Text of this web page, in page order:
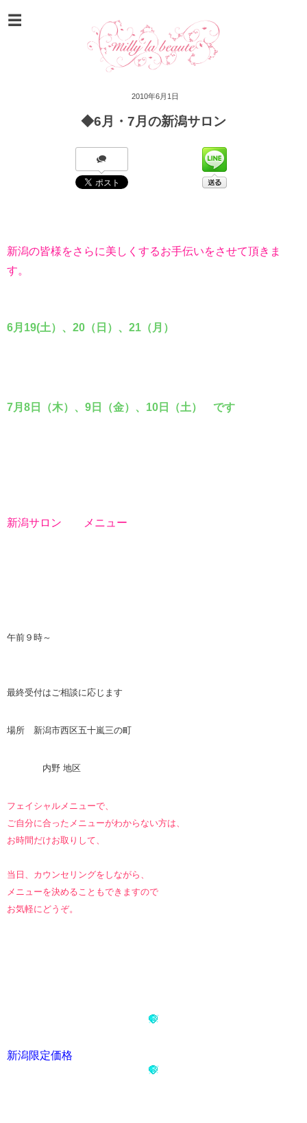
2010年6月1日
◆6月・7月の新潟サロン
新潟の皆様をさらに美しくするお手伝いをさせて頂きま
す。
6月19(土） 、20（日）、21（月）
7月8日（木）、9日（金）、10日（土） です
新潟サロン メニュー
午前９時～
最終受付はご相談に応じます
場所 新潟市西区五十嵐三の町
内野 地区
フェイシャルメニューで、
ご自分に合ったメニューがわからない方は、
お時間だけお取りして、
当日、カウンセリングをしながら、
メニューを決めることもできますので
お気軽にどうぞ。
新潟限定価格